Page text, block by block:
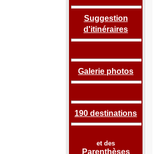
Suggestion
d'itinéraires
Galerie photos
190 destinations
et des
Parenthèses